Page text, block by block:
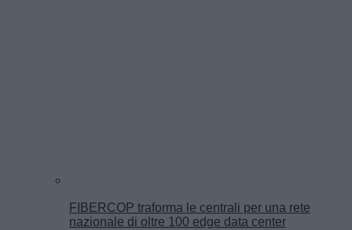
FIBERCOP traforma le centrali per una rete
nazionale di oltre 100 edge data center